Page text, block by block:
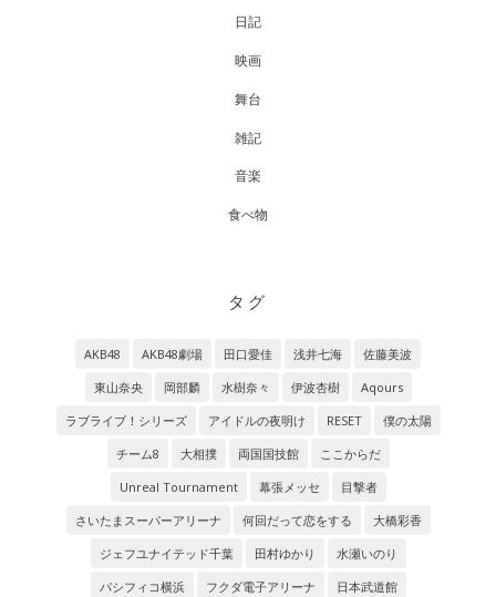
日記
映画
舞台
雑記
音楽
食べ物
タグ
AKB48 AKB48劇場 田口愛佳 浅井七海
佐藤美波
東山奈央
岡部麟 水樹奈々 伊波杏樹
Aqours
ラブライブ！シリーズ
アイドルの夜明け RESET
僕の太陽
チーム8
大相撲 両国国技館
ここからだ
Unreal Tournament
幕張メッセ
目撃者
さいたまスーパーアリーナ
何回だって恋をする
大橋彩香
ジェフユナイテッド千葉
田村ゆかり
水瀬いのり
パシフィコ横浜
フクダ電子アリーナ
日本武道館